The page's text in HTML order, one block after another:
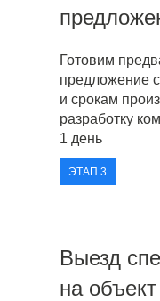
Готовим
предложение
и срокам
разработку
1 день
ЭТАП 3
Выезд
на объект